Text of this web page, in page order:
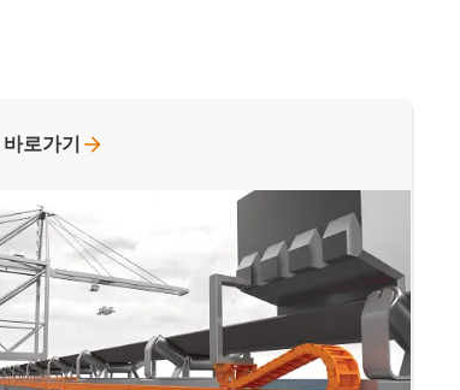
바로가기